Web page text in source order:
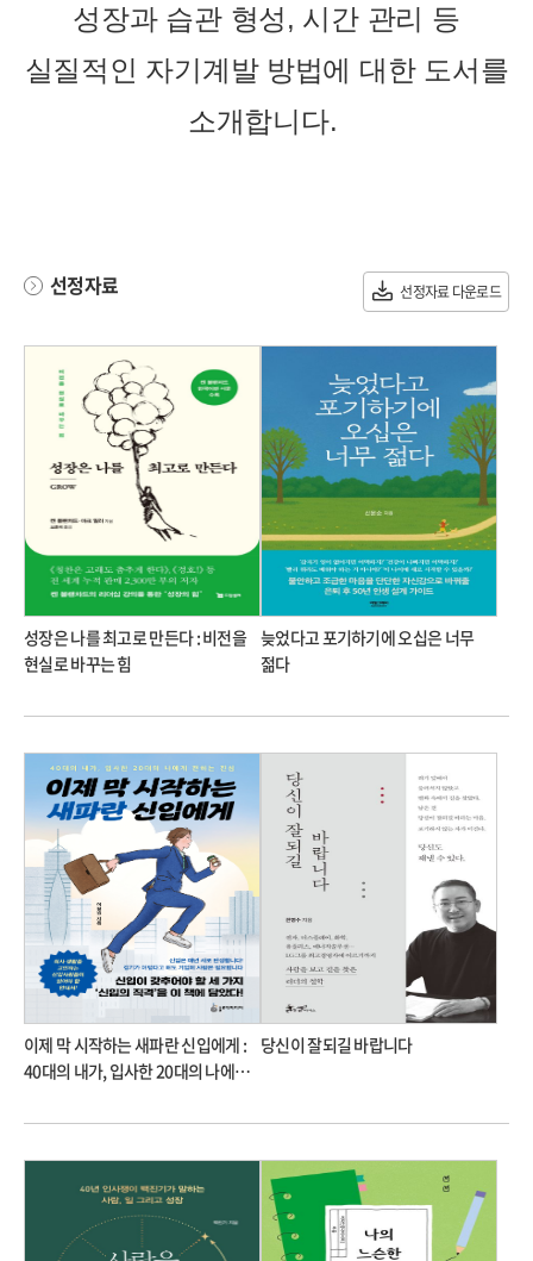
성장과 습관 형성, 시간 관리 등
실질적인 자기계발 방법에 대한 도서를
소개합니다.
선정자료 선정자료 다운로드
성장은 나를 최고로 만든다 : 비전을
현실로 바꾸는 힘
늦었다고 포기하기에 오십은 너무
젊다
이제 막 시작하는 새파란 신입에게 :
40대의 내가, 입사한 20대의 나에게
당신이 잘되길 바랍니다